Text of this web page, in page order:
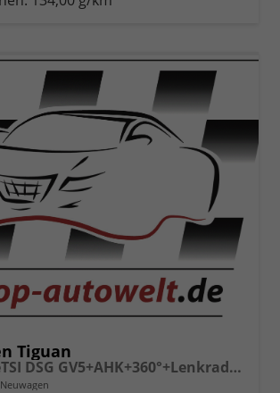
Tiguan
LIFE 150PS eTSI DSG GV5+AHK+360°+Lenkradheiz+IQ.Drive+ACC+App+eHeck+LED
Neuwagen